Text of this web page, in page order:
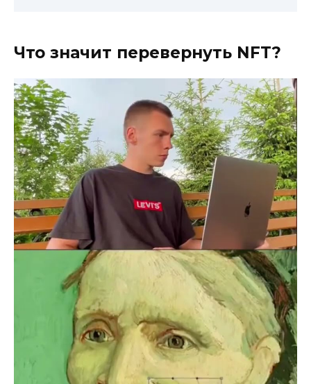
Что значит перевернуть NFT?